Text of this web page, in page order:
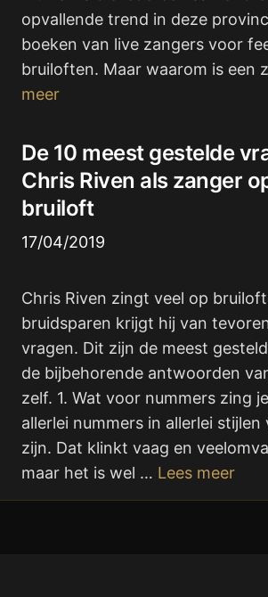
opvallende trend in deze
boeken van live zangers voor
bruiloften. Maar waarom is een
meer
De 10 meest gestelde
Chris Riven als zanger
bruiloft
17/04/2019
Chris Riven zingt veel op
bruidsparen krijgt hij van
vragen. Dit zijn de meest
de bijbehorende antwoorden
zelf. 1. Wat voor nummers zing
allerlei nummers in allerlei stijlen
zijn. Dat klinkt vaag en
maar het is wel … Lees meer